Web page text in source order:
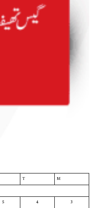
M
T
3
4
5